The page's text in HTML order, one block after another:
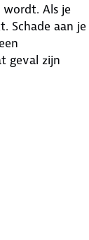
wordt. Als je
Schade aan je
geval zijn